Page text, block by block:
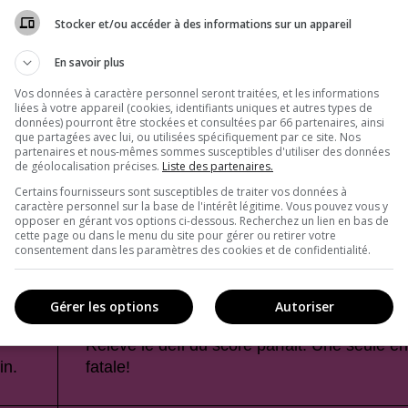
Relève le défi du score parfait. Une seule
fatale!
Stocker et/ou accéder à des informations sur un appareil
En savoir plus
Vos données à caractère personnel seront traitées, et les informations
liées à votre appareil (cookies, identifiants uniques et autres types de
données) pourront être stockées et consultées par 66 partenaires, ainsi
que partagées avec lui, ou utilisées spécifiquement par ce site. Nos
partenaires et nous-mêmes sommes susceptibles d'utiliser des données
de géolocalisation précises. Liste des partenaires.
Certains fournisseurs sont susceptibles de traiter vos données à
caractère personnel sur la base de l'intérêt légitime. Vous pouvez vous y
opposer en gérant vos options ci-dessous. Recherchez un lien en bas de
cette page ou dans le menu du site pour gérer ou retirer votre
consentement dans les paramètres des cookies et de confidentialité.
Autoriser
Gérer les options